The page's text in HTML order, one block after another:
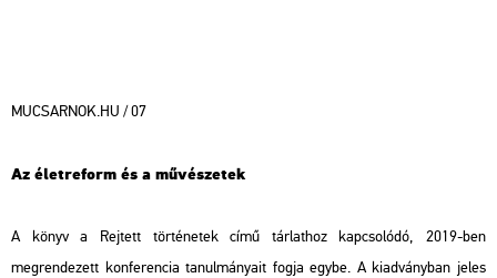
MUCSARNOK.HU / 07
Az életreform és a művészetek
A könyv a Rejtett történetekcímű tárlathoz kapcsolódó, 2019-ben
megrendezett konferencia tanulmányait fogja egybe. A kiadványban jeles